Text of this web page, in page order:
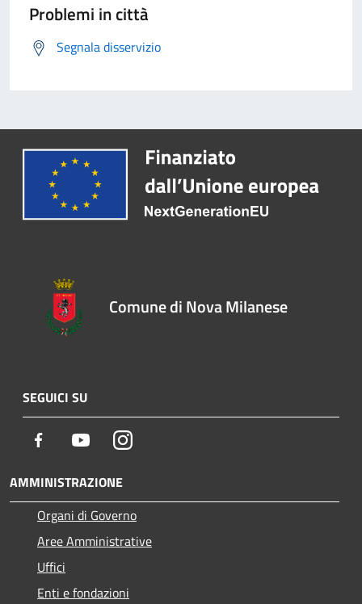
Problemi in città
Segnala disservizio
Comune di Nova Milanese
SEGUICI SU
Facebook YoutubeInstagram
AMMINISTRAZIONE
Organi di Governo
Aree Amministrative
Uffici
Enti e fondazioni